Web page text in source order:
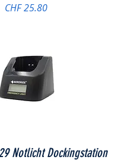
Preis
CHF 25.80
Notlicht Dockingstation